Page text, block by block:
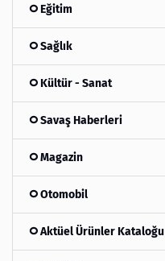
Eğitim
Sağlık
Kültür - Sanat
Savaş Haberleri
Magazin
Otomobil
Aktüel Ürünler Kataloğu